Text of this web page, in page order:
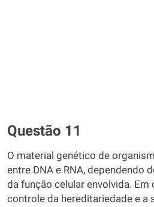
Questão 11
O material genético de
entre DNA e RNA, dependendo
da função celular envolvida. Em
controle da hereditariedade e a